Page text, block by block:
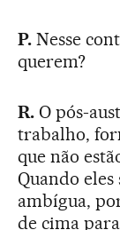
P.Nesse
querem?
R.O pós-
trabalho,
que não
Quando
ambígua,
de cima